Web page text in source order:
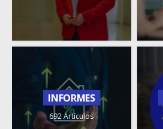
INFORMES
692 Artículos